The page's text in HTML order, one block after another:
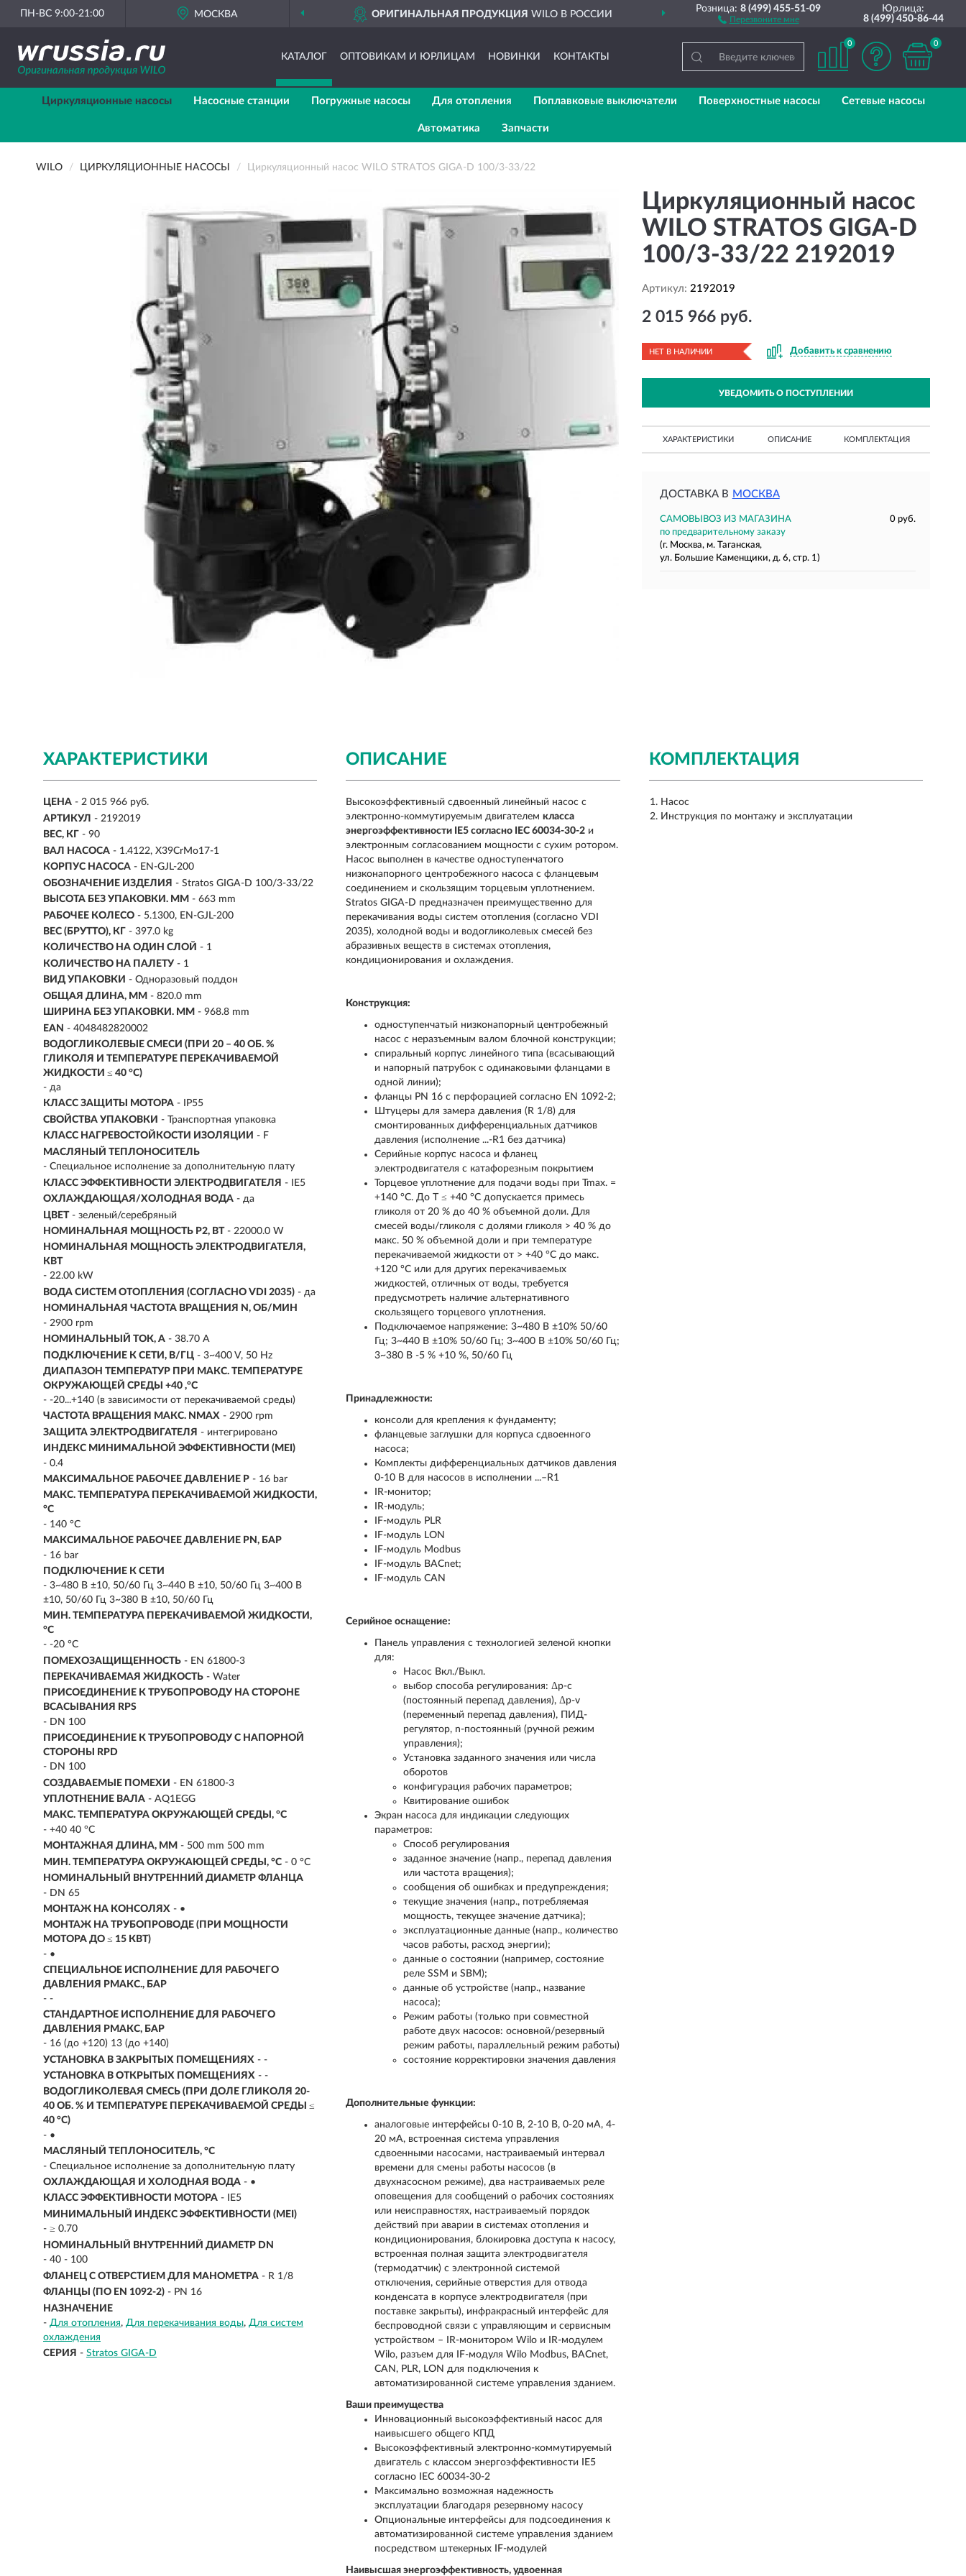
ПН-ВС 9:00-21:00 МОСКВА ОРИГИНАЛЬНАЯ ПРОДУКЦИЯ WILO В РОССИИ ДОСТАВИМПО ВСЕЙ РОССИИ
Розница:8 (499) 455-51-09
Перезвоните мне
Юрлица:
8 (499) 450-86-44
КАТАЛОГ ОПТОВИКАМ И ЮРЛИЦАМ НОВИНКИ КОНТАКТЫ
0 0
Циркуляционные насосы Насосные станции Погружные насосы Для отопления Поплавковые выключатели Поверхностные насосы Сетевые насосы
Автоматика Запчасти
WILO ЦИРКУЛЯЦИОННЫЕ НАСОСЫ Циркуляционный насос WILO STRATOS GIGA-D 100/3-33/22
Циркуляционный насос
WILO STRATOS GIGA-D
100/3-33/22 2192019
Артикул: 2192019
2 015 966 руб.
НЕТ В НАЛИЧИИ Добавить к сравнению
УВЕДОМИТЬ О ПОСТУПЛЕНИИ
ХАРАКТЕРИСТИКИ ОПИСАНИЕ КОМПЛЕКТАЦИЯ
ДОСТАВКА В МОСКВА
САМОВЫВОЗ ИЗ МАГАЗИНА
0 руб.
по предварительному заказу
(г. Москва, м. Таганская,
ул. Большие Каменщики, д. 6, стр. 1)
ХАРАКТЕРИСТИКИ
ЦЕНА - 2 015 966 руб.
АРТИКУЛ - 2192019
ВЕС, КГ - 90
ВАЛ НАСОСА - 1.4122, X39CrMo17-1
КОРПУС НАСОСА - EN-GJL-200
ОБОЗНАЧЕНИЕ ИЗДЕЛИЯ - Stratos GIGA-D 100/3-33/22
ВЫСОТА БЕЗ УПАКОВКИ. ММ - 663 mm
РАБОЧЕЕ КОЛЕСО - 5.1300, EN-GJL-200
ВЕС (БРУТТО), КГ - 397.0 kg
КОЛИЧЕСТВО НА ОДИН СЛОЙ - 1
КОЛИЧЕСТВО НА ПАЛЕТУ - 1
ВИД УПАКОВКИ - Одноразовый поддон
ОБЩАЯ ДЛИНА, ММ - 820.0 mm
ШИРИНА БЕЗ УПАКОВКИ. ММ - 968.8 mm
EAN - 4048482820002
ВОДОГЛИКОЛЕВЫЕ СМЕСИ (ПРИ 20 – 40 ОБ. %
ГЛИКОЛЯ И ТЕМПЕРАТУРЕ ПЕРЕКАЧИВАЕМОЙ
ЖИДКОСТИ ≤ 40 °C)
- да
КЛАСС ЗАЩИТЫ МОТОРА - IP55
СВОЙСТВА УПАКОВКИ - Транспортная упаковка
КЛАСС НАГРЕВОСТОЙКОСТИ ИЗОЛЯЦИИ - F
МАСЛЯНЫЙ ТЕПЛОНОСИТЕЛЬ
- Специальное исполнение за дополнительную плату
КЛАСС ЭФФЕКТИВНОСТИ ЭЛЕКТРОДВИГАТЕЛЯ - IE5
ОХЛАЖДАЮЩАЯ/ХОЛОДНАЯ ВОДА - да
ЦВЕТ - зеленый/серебряный
НОМИНАЛЬНАЯ МОЩНОСТЬ Р2, ВТ - 22000.0 W
НОМИНАЛЬНАЯ МОЩНОСТЬ ЭЛЕКТРОДВИГАТЕЛЯ,
КВТ
- 22.00 kW
ВОДА СИСТЕМ ОТОПЛЕНИЯ (СОГЛАСНО VDI 2035) - да
НОМИНАЛЬНАЯ ЧАСТОТА ВРАЩЕНИЯ N, ОБ/МИН
- 2900 rpm
НОМИНАЛЬНЫЙ ТОК, А - 38.70 A
ПОДКЛЮЧЕНИЕ К СЕТИ, В/ГЦ - 3~400 V, 50 Hz
ДИАПАЗОН ТЕМПЕРАТУР ПРИ МАКС. ТЕМПЕРАТУРЕ
ОКРУЖАЮЩЕЙ СРЕДЫ +40 ,°C
- -20...+140 (в зависимости от перекачиваемой среды)
ЧАСТОТА ВРАЩЕНИЯ МАКС. NMAX - 2900 rpm
ЗАЩИТА ЭЛЕКТРОДВИГАТЕЛЯ - интегрировано
ИНДЕКС МИНИМАЛЬНОЙ ЭФФЕКТИВНОСТИ (MEI)
- 0.4
МАКСИМАЛЬНОЕ РАБОЧЕЕ ДАВЛЕНИЕ P - 16 bar
МАКС. ТЕМПЕРАТУРА ПЕРЕКАЧИВАЕМОЙ ЖИДКОСТИ,
°C
- 140 °C
МАКСИМАЛЬНОЕ РАБОЧЕЕ ДАВЛЕНИЕ PN, БАР
- 16 bar
ПОДКЛЮЧЕНИЕ К СЕТИ
- 3~480 В ±10, 50/60 Гц 3~440 В ±10, 50/60 Гц 3~400 В
±10, 50/60 Гц 3~380 В ±10, 50/60 Гц
МИН. ТЕМПЕРАТУРА ПЕРЕКАЧИВАЕМОЙ ЖИДКОСТИ,
°C
- -20 °C
ПОМЕХОЗАЩИЩЕННОСТЬ - EN 61800-3
ПЕРЕКАЧИВАЕМАЯ ЖИДКОСТЬ - Water
ПРИСОЕДИНЕНИЕ К ТРУБОПРОВОДУ НА СТОРОНЕ
ВСАСЫВАНИЯ RPS
- DN 100
ПРИСОЕДИНЕНИЕ К ТРУБОПРОВОДУ С НАПОРНОЙ
СТОРОНЫ RPD
- DN 100
СОЗДАВАЕМЫЕ ПОМЕХИ - EN 61800-3
УПЛОТНЕНИЕ ВАЛА - AQ1EGG
МАКС. ТЕМПЕРАТУРА ОКРУЖАЮЩЕЙ СРЕДЫ, °C
- +40 40 °C
МОНТАЖНАЯ ДЛИНА, ММ - 500 mm 500 mm
МИН. ТЕМПЕРАТУРА ОКРУЖАЮЩЕЙ СРЕДЫ, °C - 0 °C
НОМИНАЛЬНЫЙ ВНУТРЕННИЙ ДИАМЕТР ФЛАНЦА
- DN 65
МОНТАЖ НА КОНСОЛЯХ - •
МОНТАЖ НА ТРУБОПРОВОДЕ (ПРИ МОЩНОСТИ
МОТОРА ДО ≤ 15 КВТ)
- •
СПЕЦИАЛЬНОЕ ИСПОЛНЕНИЕ ДЛЯ РАБОЧЕГО
ДАВЛЕНИЯ PМАКС., БАР
- -
СТАНДАРТНОЕ ИСПОЛНЕНИЕ ДЛЯ РАБОЧЕГО
ДАВЛЕНИЯ PМАКС, БАР
- 16 (до +120) 13 (до +140)
УСТАНОВКА В ЗАКРЫТЫХ ПОМЕЩЕНИЯХ - -
УСТАНОВКА В ОТКРЫТЫХ ПОМЕЩЕНИЯХ - -
ВОДОГЛИКОЛЕВАЯ СМЕСЬ (ПРИ ДОЛЕ ГЛИКОЛЯ 20-
40 ОБ. % И ТЕМПЕРАТУРЕ ПЕРЕКАЧИВАЕМОЙ СРЕДЫ ≤
40 °C)
- •
МАСЛЯНЫЙ ТЕПЛОНОСИТЕЛЬ, °C
- Специальное исполнение за дополнительную плату
ОХЛАЖДАЮЩАЯ И ХОЛОДНАЯ ВОДА - •
КЛАСС ЭФФЕКТИВНОСТИ МОТОРА - IE5
МИНИМАЛЬНЫЙ ИНДЕКС ЭФФЕКТИВНОСТИ (MEI)
- ≥ 0.70
НОМИНАЛЬНЫЙ ВНУТРЕННИЙ ДИАМЕТР DN
- 40 - 100
ФЛАНЕЦ С ОТВЕРСТИЕМ ДЛЯ МАНОМЕТРА - R 1/8
ФЛАНЦЫ (ПО EN 1092-2) - PN 16
НАЗНАЧЕНИЕ
- Для отопления Для перекачивания воды Для систем
охлаждения
СЕРИЯ - Stratos GIGA-D
КОМПЛЕКТАЦИЯ
Насос
Инструкция по монтажу и эксплуатации
ОПИСАНИЕ
Высокоэффективный сдвоенный линейный насос с
электронно-коммутируемым двигателемкласса
энергоэффективности IE5 согласно IEC 60034-30-2 и
электронным согласованием мощности с сухим ротором.
Насос выполнен в качестве одноступенчатого
низконапорного центробежного насоса с фланцевым
соединением и скользящим торцевым уплотнением.
Stratos GIGA-D предназначен преимущественно для
перекачивания воды систем отопления (согласно VDI
2035), холодной воды и водогликолевых смесей без
абразивных веществ в системах отопления,
кондиционирования и охлаждения.
Конструкция:
одноступенчатый низконапорный центробежный
насос с неразъемным валом блочной конструкции;
спиральный корпус линейного типа (всасывающий
и напорный патрубок с одинаковыми фланцами в
одной линии);
фланцы PN 16 с перфорацией согласно EN 1092-2;
Штуцеры для замера давления (R 1/8) для
смонтированных дифференциальных датчиков
давления (исполнение ...-R1 без датчика)
Серийные корпус насоса и фланец
электродвигателя с катафорезным покрытием
Торцевое уплотнение для подачи воды при Tmax. =
+140 °C. До T ≤ +40 °C допускается примесь
гликоля от 20 % до 40 % объемной доли. Для
смесей воды/гликоля с долями гликоля > 40 % до
макс. 50 % объемной доли и при температуре
перекачиваемой жидкости от > +40 °C до макс.
+120 °C или для других перекачиваемых
жидкостей, отличных от воды, требуется
предусмотреть наличие альтернативного
скользящего торцевого уплотнения.
Подключаемое напряжение: 3~480 В ±10% 50/60
Гц; 3~440 В ±10% 50/60 Гц; 3~400 В ±10% 50/60 Гц;
3~380 В -5 % +10 %, 50/60 Гц
Принадлежности:
консоли для крепления к фундаменту;
фланцевые заглушки для корпуса сдвоенного
насоса;
Комплекты дифференциальных датчиков давления
0-10 В для насосов в исполнении ...–R1
IR-монитор;
IR-модуль;
IF-модуль PLR
IF-модуль LON
IF-модуль Modbus
IF-модуль BACnet;
IF-модуль CAN
Серийное оснащение:
Панель управления с технологией зеленой кнопки
для:
Насос Вкл./Выкл.
выбор способа регулирования: Δp-c
(постоянный перепад давления), Δp-v
(переменный перепад давления), ПИД-
регулятор, n-постоянный (ручной режим
управления);
Установка заданного значения или числа
оборотов
конфигурация рабочих параметров;
Квитирование ошибок
Экран насоса для индикации следующих
параметров:
Способ регулирования
заданное значение (напр., перепад давления
или частота вращения);
сообщения об ошибках и предупреждения;
текущие значения (напр., потребляемая
мощность, текущее значение датчика);
эксплуатационные данные (напр., количество
часов работы, расход энергии);
данные о состоянии (например, состояние
реле SSM и SBM);
данные об устройстве (напр., название
насоса);
Режим работы (только при совместной
работе двух насосов: основной/резервный
режим работы, параллельный режим работы)
состояние корректировки значения давления
Дополнительные функции:
аналоговые интерфейсы 0-10 В, 2-10 В, 0-20 мА, 4-
20 мА, встроенная система управления
сдвоенными насосами, настраиваемый интервал
времени для смены работы насосов (в
двухнасосном режиме), два настраиваемых реле
оповещения для сообщений о рабочих состояниях
или неисправностях, настраиваемый порядок
действий при аварии в системах отопления и
кондиционирования, блокировка доступа к насосу,
встроенная полная защита электродвигателя
(термодатчик) с электронной системой
отключения, серийные отверстия для отвода
конденсата в корпусе электродвигателя (при
поставке закрыты), инфракрасный интерфейс для
беспроводной связи с управляющим и сервисным
устройством – IR-монитором Wilo и IR-модулем
Wilo, разъем для IF-модуля Wilo Modbus, BACnet,
CAN, PLR, LON для подключения к
автоматизированной системе управления зданием.
Ваши преимущества
Инновационный высокоэффективный насос для
наивысшего общего КПД
Высокоэффективный электронно-коммутируемый
двигатель с классом энергоэффективности IE5
согласно IEC 60034-30-2
Максимально возможная надежность
эксплуатации благодаря резервному насосу
Опциональные интерфейсы для подсоединения к
автоматизированной системе управления зданием
посредством штекерных IF-модулей
Наивысшая энергоэффективность, удвоенная